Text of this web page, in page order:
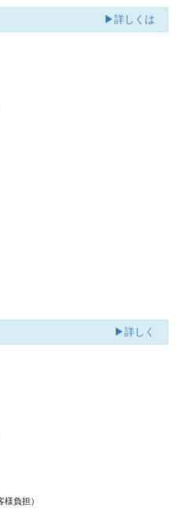
▶詳しくは
▶詳しく
様負担）